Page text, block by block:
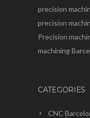
precision
precision
Precision
machining
CATEGORIES
CNC